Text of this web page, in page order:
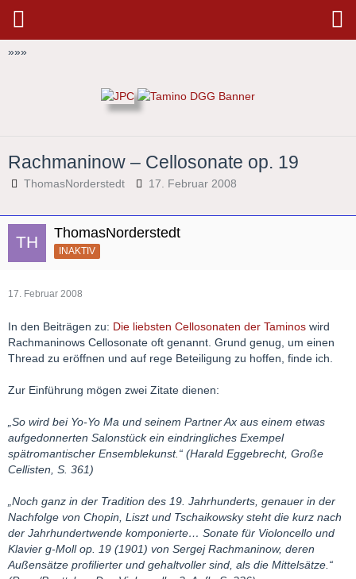
»»»
Rachmaninow – Cellosonate op. 19
ThomasNorderstedt 17. Februar 2008
ThomasNorderstedt
INAKTIV
17. Februar 2008
In den Beiträgen zu: Die liebsten Cellosonaten der Taminos wird
Rachmaninows Cellosonate oft genannt. Grund genug, um einen
Thread zu eröffnen und auf rege Beteiligung zu hoffen, finde ich.
Zur Einführung mögen zwei Zitate dienen:
„So wird bei Yo-Yo Ma und seinem Partner Ax aus einem etwas
aufgedonnerten Salonstück ein eindringliches Exempel
spätromantischer Ensemblekunst.“ (Harald Eggebrecht, Große
Cellisten, S. 361)
„Noch ganz in der Tradition des 19. Jahrhunderts, genauer in der
Nachfolge von Chopin, Liszt und Tschaikowsky steht die kurz nach
der Jahrhundertwende komponierte… Sonate für Violoncello und
Klavier g-Moll op. 19 (1901) von Sergej Rachmaninow, deren
Außensätze profilierter und gehaltvoller sind, als die Mittelsätze.“